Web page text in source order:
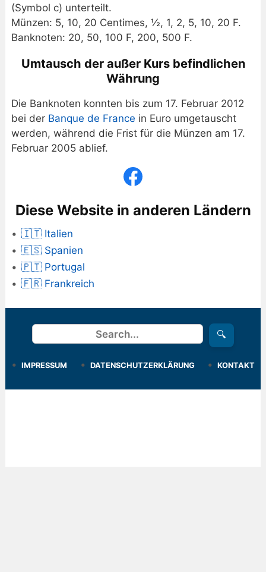
(Symbol c) unterteilt.
Münzen: 5, 10, 20 Centimes, ½, 1, 2, 5, 10, 20 F.
Banknoten: 20, 50, 100 F, 200, 500 F.
Umtausch der außer Kurs befindlichen
Währung
Die Banknoten konnten bis zum 17. Februar 2012
bei der Banque de France in Euro umgetauscht
werden, während die Frist für die Münzen am 17.
Februar 2005 ablief.
Diese Website in anderen Ländern
🇮🇹 Italien
🇪🇸 Spanien
🇵🇹 Portugal
🇫🇷 Frankreich
Suchen 🔍
IMPRESSUM DATENSCHUTZERKLÄRUNG KONTAKT